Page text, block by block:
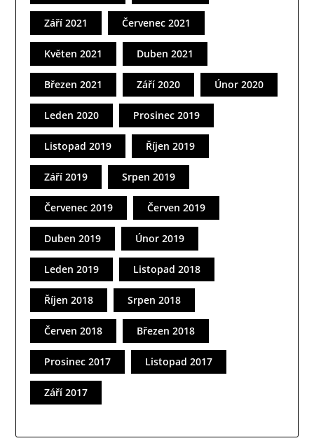
Září 2021 Červenec 2021
Květen 2021 Duben 2021
Březen 2021 Září 2020 Únor 2020
Leden 2020 Prosinec 2019
Listopad 2019 Říjen 2019
Září 2019 Srpen 2019
Červenec 2019 Červen 2019
Duben 2019 Únor 2019
Leden 2019 Listopad 2018
Říjen 2018 Srpen 2018
Červen 2018 Březen 2018
Prosinec 2017 Listopad 2017
Září 2017